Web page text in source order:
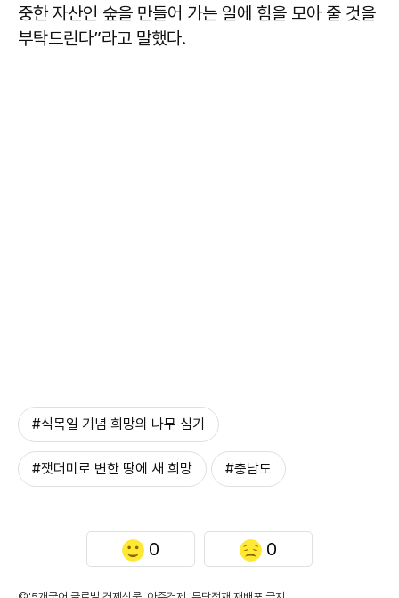
중한 자산인 숲을 만들어 가는 일에 힘을 모아 줄 것을
부탁드린다”라고 말했다.
#식목일 기념 희망의 나무 심기
#잿더미로 변한 땅에 새 희망 #충남도
0 0